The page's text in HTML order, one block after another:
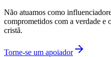
Não atuamos como
comprometidos com a verdade e
cristã.
Torne-se um apoiador